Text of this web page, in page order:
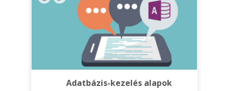
Adatbázis-kezelés alapok